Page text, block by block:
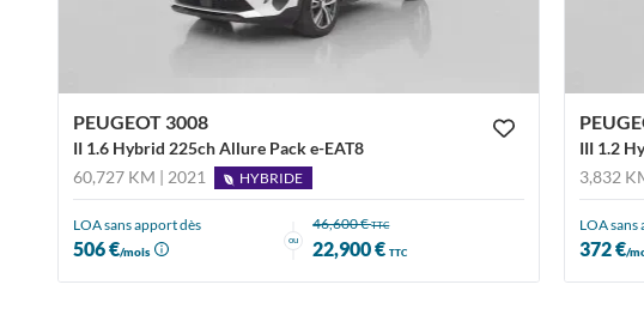
PEUGEOT 3008
II 1.6 Hybrid 225ch Allure Pack e-EAT8
60,727 KM | 2021
HYBRIDE
LOA sans apport dès
506 €/mois
ou
46,600 €TTC
22,900 €TTC
III 1.2
3,832
LOA sans
372 €/